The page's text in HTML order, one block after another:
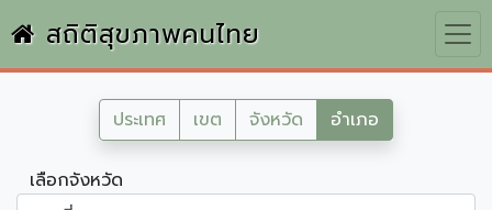
สถิติสุขภาพคนไทย
ประเทศ เขต จังหวัด อำเภอ
เลือกจังหวัด